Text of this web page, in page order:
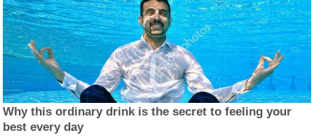
Why this ordinary drink is the secret to feeling your
best every day